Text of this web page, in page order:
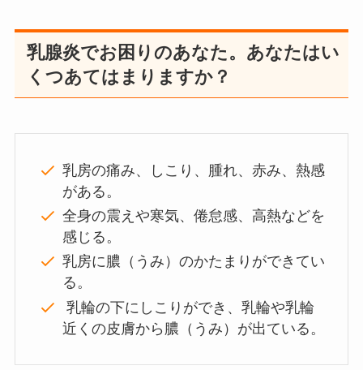
乳腺炎でお困りのあなた。あなたはい
くつあてはまりますか？
乳房の痛み、しこり、腫れ、赤み、熱感
がある。
全身の震えや寒気、倦怠感、高熱などを
感じる。
乳房に膿（うみ）のかたまりができてい
る。
乳輪の下にしこりができ、乳輪や乳輪
近くの皮膚から膿（うみ）が出ている。